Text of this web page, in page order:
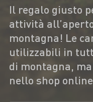
Il regalo giusto
attività
montagna! Le
utilizzabili in
di montagna,
nello shop